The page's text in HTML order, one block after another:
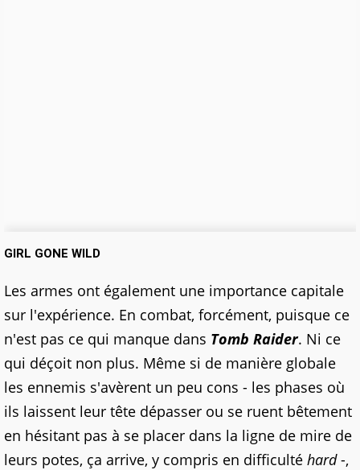
GIRL GONE WILD
Les armes ont également une importance capitale
sur l'expérience. En combat, forcément, puisque ce
n'est pas ce qui manque dans Tomb Raider. Ni ce
qui déçoit non plus. Même si de manière globale
les ennemis s'avèrent un peu cons - les phases où
ils laissent leur tête dépasser ou se ruent bêtement
en hésitant pas à se placer dans la ligne de mire de
leurs potes, ça arrive, y compris en difficulté hard-,